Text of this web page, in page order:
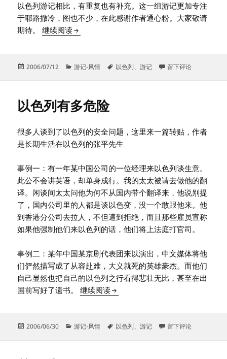
以色列游记相比，有重复也有补充。这一组游记更加专注
于耶路撒冷，图也不少，在此感谢作者通心粉。大家敬请
期待。继续阅读12月以色列游 – 之一
发
2006/07/12
分
游记-风情
标
以色列、游记 于12月以色列游 – 之
留下评论
以色列有多危险
很多人谈到了以色列的安全问题，这里来一篇转贴，作者
是长期生活在以色列的张平先生
事例一：有一年某中国公司的一位经理来以色列谈生意。
此公不会讲英语，却单身成行。我的太太被请去做他的翻
译。闲谈间太太问他为何不从国内带个翻译来，他说别提
了，国内公司里的人都是谈以色变，没一个敢跟他来。他
到香港分公司去拉人，不但遭到拒绝，而且那些雇员宣称
如果他强制他们来以色列的话，他们将上法庭打官司。
事例二：某年中国某京剧代表团来以演出，中文媒体将他
们俨然描写成了从容赴难，大义就死的英雄豪杰。而他们
自己显然也把自己的以色列之行看得悲壮无比，甚至在出
国前写好了遗书。继续阅读以色列有多危险
发
2006/06/30
分
游记-风情
标
以色列、游记 于以色列有多危险
留下评论